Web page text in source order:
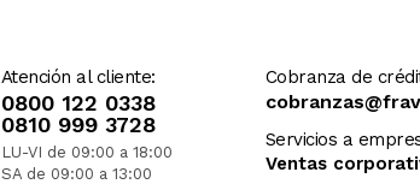
Atención al cliente:
0800 122 0338
0810 999 3728
LU-VI de 09:00 a 18:00
SA de 09:00 a 13:00
Cobranza de
Servicios a
Ventas